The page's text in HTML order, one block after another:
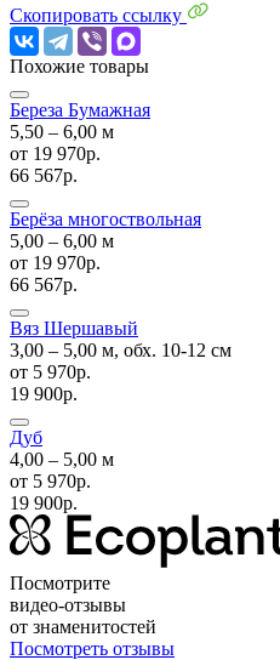
Скопировать ссылку
Похожие товары
Береза Бумажная
5,50 ‒ 6,00 м
от 19 970р.
66 567р.
Берёза многоствольная
5,00 ‒ 6,00 м
от 19 970р.
66 567р.
Вяз Шершавый
3,00 ‒ 5,00 м, обх. 10-12 см
от 5 970р.
19 900р.
Дуб
4,00 ‒ 5,00 м
от 5 970р.
19 900р.
Посмотрите
видео-отзывы
от знаменитостей
Посмотреть отзывы